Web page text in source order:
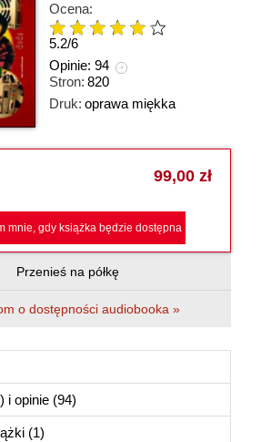
Ocena:
5.2/6
Opinie: 94
Stron: 820
Druk: oprawa miękka
99,00 zł
mnie, gdy książka będzie dostępna
Przenieś na półkę
o dostępności audiobooka »
) i opinie (94)
(1)